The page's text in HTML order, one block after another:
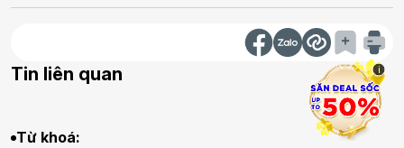
Tin liên quan
Từ khoá:
i